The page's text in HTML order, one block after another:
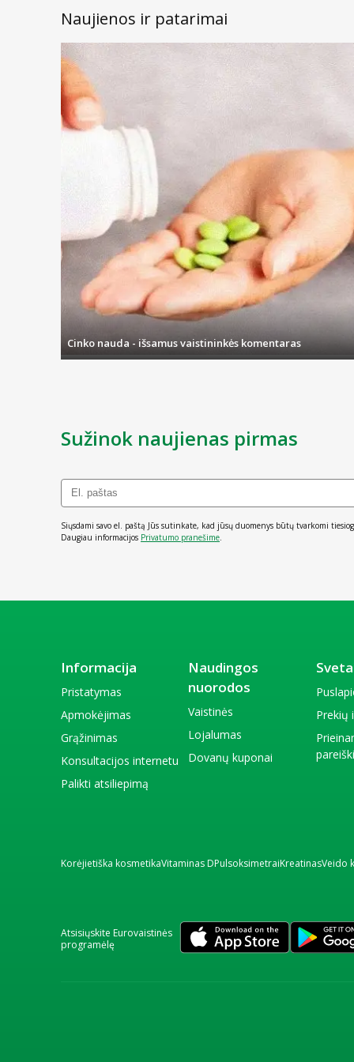
Naujienos ir patarimai
Cinko nauda - išsamus vaistininkės komentaras
Sužinok naujienas pirmas
Siųsdami savo el. paštą Jūs sutinkate, kad jūsų duomenys būtų tvarkomi
Daugiau informacijos Privatumo pranešime
Informacija
Pristatymas
Apmokėjimas
Grąžinimas
Konsultacijos internetu
Palikti atsiliepimą
Naudingos
nuorodos
Vaistinės
Lojalumas
Dovanų kuponai
Prekių
Korėjietiška kosmetikaVitaminas DPulsoksimetraiKreatinasVeido
Atsisiųskite Eurovaistinės
programėlę